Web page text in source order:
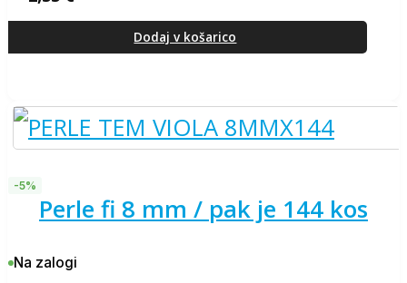
cena
2,45 €.
cena
Dodaj v košarico
-5%
perle fi 8 mm / pak je 144 kos
Na zalogi